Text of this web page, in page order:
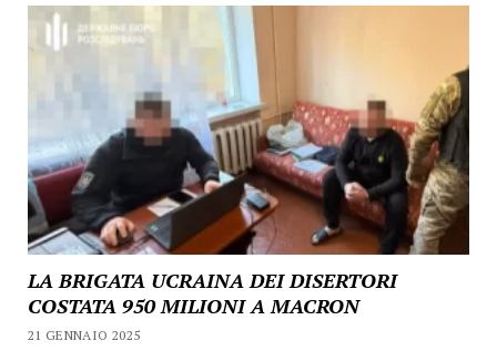
LA BRIGATA UCRAINA DEI DISERTORI
COSTATA 950 MILIONI A MACRON
21 GENNAIO 2025